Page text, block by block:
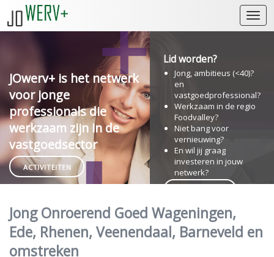
JOwerv+ is het netwerk
voor jonge
professionals die
werkzaam zijn in de
vastgoedsector
ACTIVITEITEN
Lid worden?
Jong, ambitieus (<40)?
en
vastgoedprofessional?
Werkzaam in de regio
Foodvalley?
Niet bang voor
vernieuwing?
En wil jij graag
investeren in jouw
netwerk?
Jong Onroerend Goed Wageningen,
Ede, Rhenen, Veenendaal, Barneveld en
omstreken